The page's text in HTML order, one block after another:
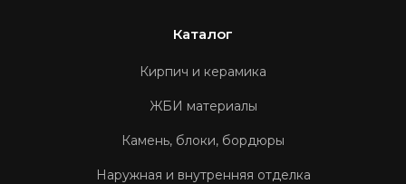
Каталог
Кирпич и керамика
ЖБИ материалы
Камень, блоки, бордюры
Наружная и внутренняя отделка